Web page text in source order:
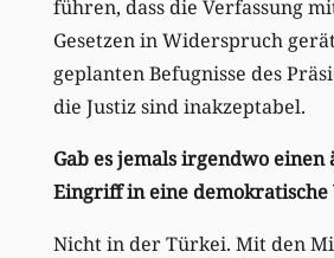
führen, dass die Verfassung
Gesetzen in Widerspruch
geplanten Befugnisse des
die Justiz sind inakzeptabel.
Gab es jemals irgendwo einen
Eingriff in eine demokratische
Nicht in der Türkei. Mit den